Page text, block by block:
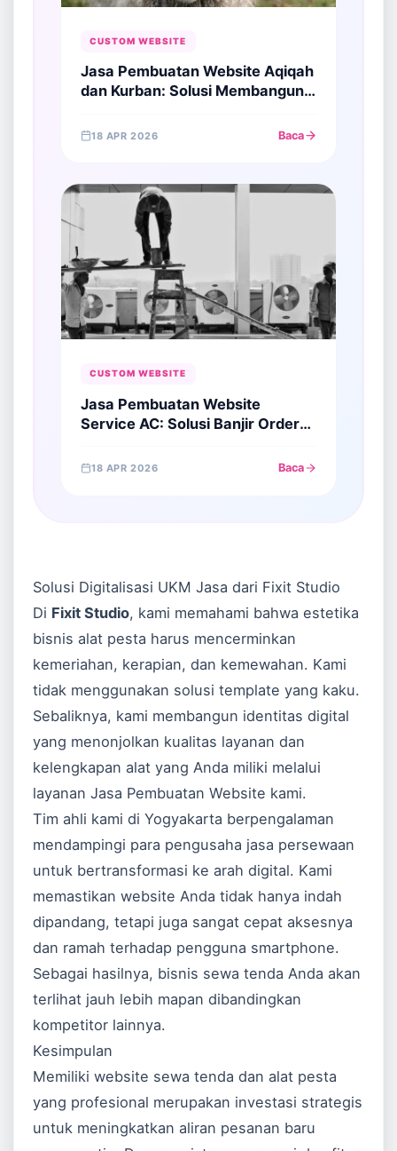
CUSTOM WEBSITE
Jasa Pembuatan Website Aqiqah
dan Kurban: Solusi Membangun
18 APR 2026 Baca
CUSTOM WEBSITE
Jasa Pembuatan Website
Service AC: Solusi Banjir Orderan
18 APR 2026 Baca
Solusi Digitalisasi UKM Jasa dari Fixit Studio
Di Fixit Studio, kami memahami bahwa estetika
bisnis alat pesta harus mencerminkan
kemeriahan, kerapian, dan kemewahan. Kami
tidak menggunakan solusi template yang kaku.
Sebaliknya, kami membangun identitas digital
yang menonjolkan kualitas layanan dan
kelengkapan alat yang Anda miliki melalui
layananJasa Pembuatan Website kami.
Tim ahli kami di Yogyakarta berpengalaman
mendampingi para pengusaha jasa persewaan
untuk bertransformasi ke arah digital. Kami
memastikan website Anda tidak hanya indah
dipandang, tetapi juga sangat cepat aksesnya
dan ramah terhadap pengguna smartphone.
Sebagai hasilnya, bisnis sewa tenda Anda akan
terlihat jauh lebih mapan dibandingkan
kompetitor lainnya.
Kesimpulan
Memiliki website sewa tenda dan alat pesta
yang profesional merupakan investasi strategis
untuk meningkatkan aliran pesanan baru